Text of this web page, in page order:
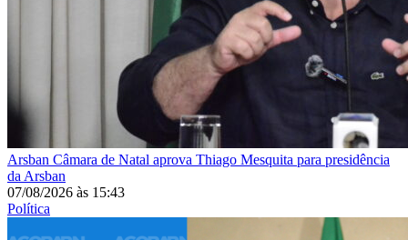
Arsban Câmara de Natal aprova Thiago Mesquita para presidência
da Arsban
07/08/2026 às 15:43
Política